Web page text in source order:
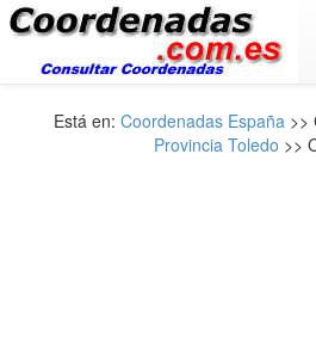
Está en: Coordenadas España>>
Provincia Toledo >>